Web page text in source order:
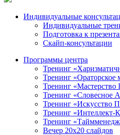
Индивидуальные
Индивидуальные
Подготовка к
Скайп-консультации
Программы центра
Тренинг
Тренинг «Ораторское
Тренинг «Мастерство
Тренинг «Словесное
Тренинг «Искусство
Тренинг «Интеллект-
Тренинг
Вечер 20х20 слайдов